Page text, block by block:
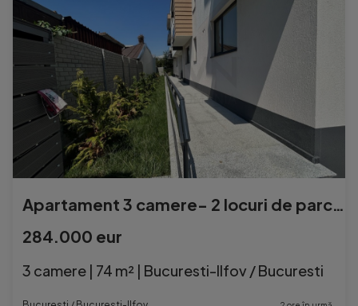
Apartament 3 camere- 2 locuri de parcare- Domenii-1Mai
284.000 eur
3 camere | 74 m² | Bucuresti-Ilfov / Bucuresti